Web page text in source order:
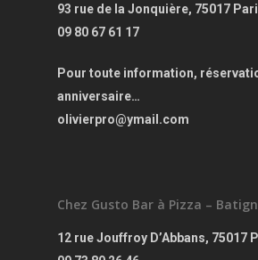
93 rue de la Jonquière, 75017
09 80 67 61 17
Pour toute information,
anniversaire…
olivierpro@ymail.com
Chez Gusto Bar à Pizza –
12 rue Jouffroy D’Abbans, 75017